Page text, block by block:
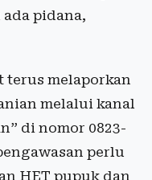
pidana,
terus melaporkan
melalui kanal
di nomor 0823-
perlu
HET pupuk dan